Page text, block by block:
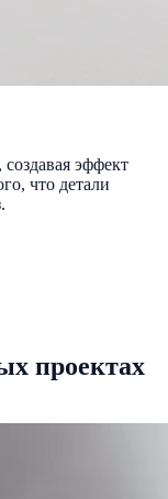
эффект
что детали
проектах